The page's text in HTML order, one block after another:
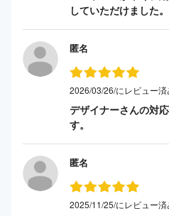
していただけました
匿名
2026/03/26/にレビュー済
デザイナーさんの対
す。
匿名
2025/11/25/にレビュー済